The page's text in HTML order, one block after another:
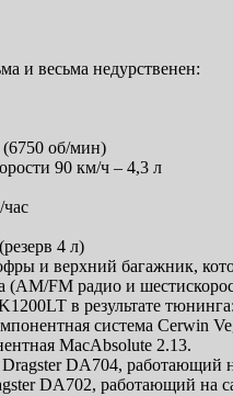
и весьма недурственен:
об/мин)
90 км/ч – 4,3 л
4 л)
и верхний багажник,
(AM/FM радио и
в результате
система Cerwin
MacAbsolute 2.13.
DA704,
DA702, работающий на